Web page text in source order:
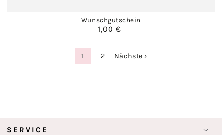
Wunschgutschein
Regulärer
1,00 €
1 2 Nächste ›
SERVICE